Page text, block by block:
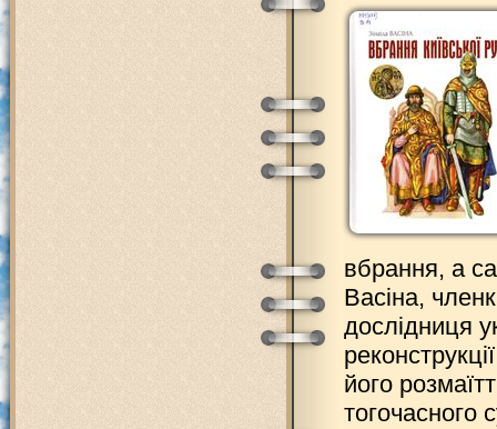
вбрання, а
Васіна,
дослідниця
його
тогочасного